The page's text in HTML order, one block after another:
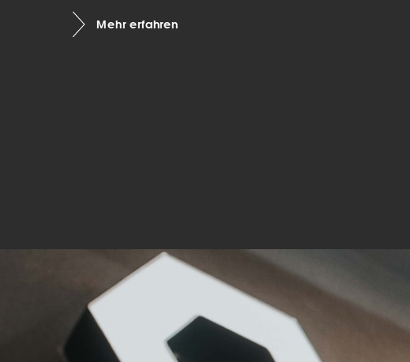
Mehr erfahren